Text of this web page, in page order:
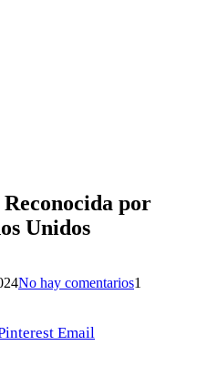
por
Unidos
No hay comentarios1
Email